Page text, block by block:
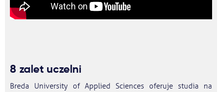
8 zalet uczelni
Breda University of Applied Sciences oferuje studia na